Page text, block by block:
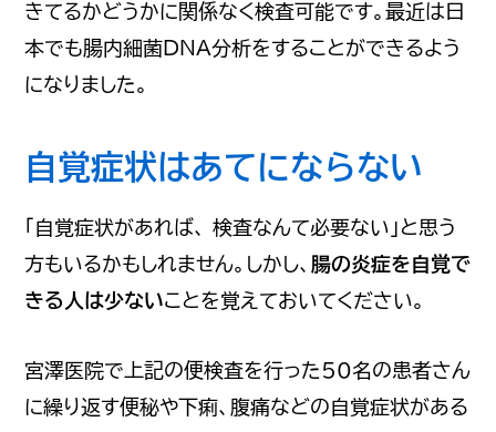
きてるかどうかに関係なく検査可能です。最近は日
本でも腸内細菌DNA分析をすることができるよう
になりました。
自覚症状はあてにならない
「自覚症状があれば、 検査なんて必要ない」と思う
方もいるかもしれません。しかし、 腸の炎症を自覚で
きる人は少ないことを覚えておいてください。
宮澤医院で上記の便検査を行った50名の患者さん
に繰り返す便秘や下痢、腹痛などの自覚症状がある